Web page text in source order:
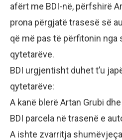
afërt me BDI-në, përfshirë
prona përgjatë trasesë së
që më pas të përfitonin nga
qytetarëve.
BDI urgjentisht duhet t’u
qytetarëve:
A kanë blerë Artan Grubi
BDI parcela në trasenë e
A ishte zvarritja